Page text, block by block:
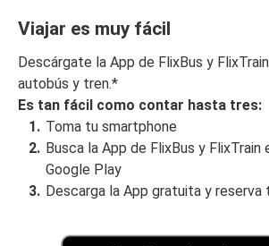
Viajar es muy fácil
Descárgate la App de FlixBus y
autobús y tren.*
Es tan fácil como contar hasta tres:
Toma tu smartphone
Busca la App de FlixBus y FlixTrain
Google Play
Descarga la App gratuita y reserva